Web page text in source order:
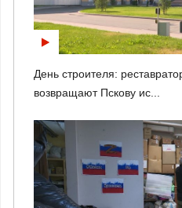
День строителя:
возвращают Пскову ис...